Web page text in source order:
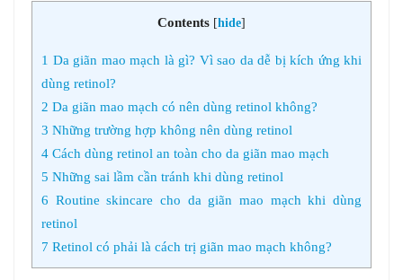
Contents [hide]
1 Da giãn mao mạch là gì? Vì sao da dễ bị kích ứng khi
dùng retinol?
2 Da giãn mao mạch có nên dùng retinol không?
3 Những trường hợp không nên dùng retinol
4 Cách dùng retinol an toàn cho da giãn mao mạch
5 Những sai lầm cần tránh khi dùng retinol
6 Routine skincare cho da giãn mao mạch khi dùng
retinol
7 Retinol có phải là cách trị giãn mao mạch không?